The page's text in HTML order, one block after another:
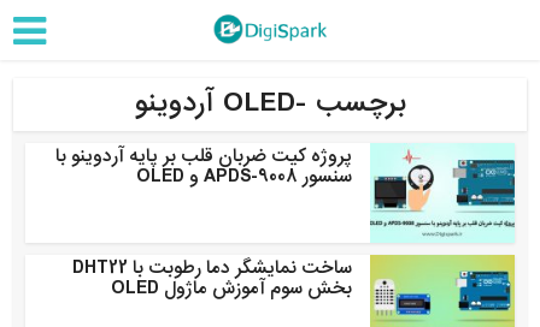
برچسب -OLED آردوینو
پروژه کیت ضربان قلب بر پایه آردوینو با
سنسور APDS-9008 و OLED
ساخت نمایشگر دما رطوبت با DHT22
بخش سوم آموزش ماژول OLED